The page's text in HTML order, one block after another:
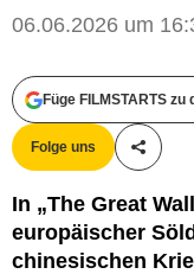
06.06.2026 um
Füge FILMSTARTS
Folge uns
Teile
In „The Great
europäischer
chinesischen